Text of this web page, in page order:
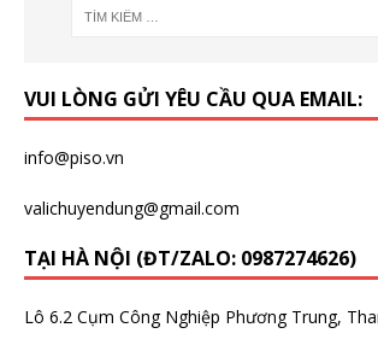
VUI LÒNG GỬI YÊU CẦU QUA EMAIL:
info@piso.vn
valichuyendung@gmail.com
TẠI HÀ NỘI (ĐT/ZALO: 0987274626)
Lô 6.2 Cụm Công Nghiệp Phương Trung,